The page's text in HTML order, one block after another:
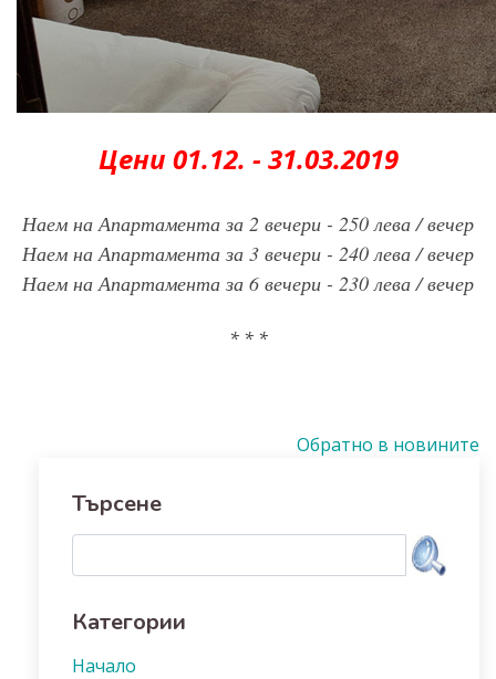
Цени 01.12. - 31.03.2019
Наем на Апартамента за 2 вечери - 250 лева / вечер
Наем на Апартамента за 3 вечери - 240 лева / вечер
Наем на Апартамента за 6 вечери - 230 лева / вечер
* * *
Обратно в новините
Търсене
Категории
Начало